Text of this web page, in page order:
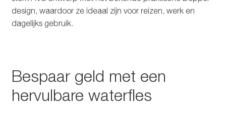
Waterfles bedrukken
Reviews waterflessenwinkel.nl
design, waardoor ze ideaal zijn voor reizen, werk en
dagelijks gebruik.
Bespaar geld met een
hervulbare waterfles